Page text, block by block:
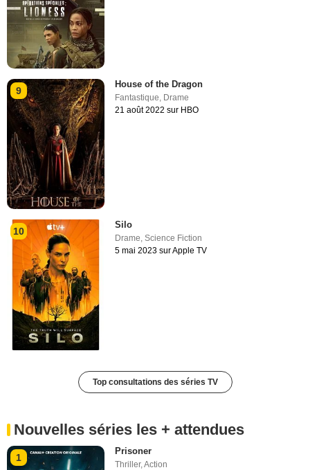
9
House of the Dragon
Fantastique, Drame
21 août 2022 sur HBO
10
Silo
Drame,Science Fiction
5 mai 2023 sur Apple TV
Top consultations des séries TV
Nouvelles séries les + attendues
1
Prisoner
Thriller,Action